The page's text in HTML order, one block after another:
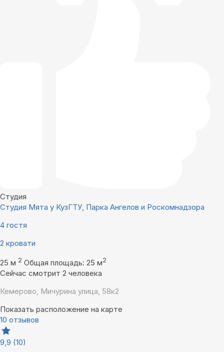
Студия
Студия Мята у КузГТУ, Парка Ангелов и Роскомнадзора
4 гостя
2 кровати
25 м 2 Общая площадь: 25 м2
Сейчас смотрит 2 человека
Кемерово, Мичурина улица, 58к2
Показать расположение на карте
10 отзывов
9,9 (10)